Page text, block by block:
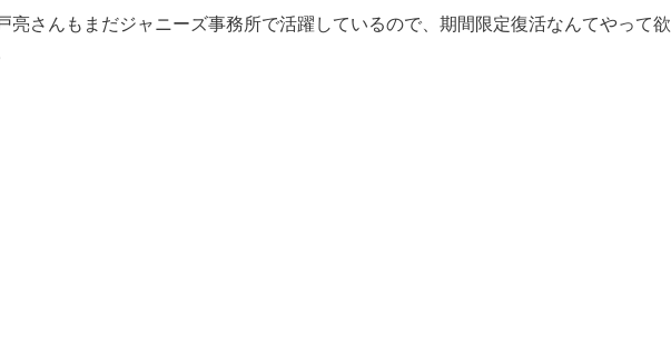
亮さんもまだジャニーズ事務所で活躍しているので、期間限定復活なんてやって欲